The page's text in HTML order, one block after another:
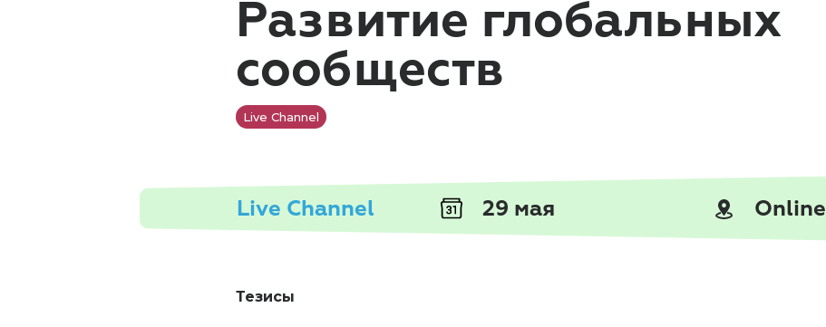
Развитие глобальных
сообществ
Live Channel
Live Channel 29 мая Online
Тезисы